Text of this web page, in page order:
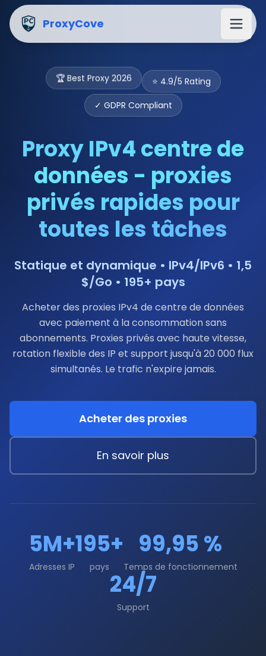
ProxyCove
🏆 Best Proxy 2026 ⭐ 4.9/5 Rating
✓ GDPR Compliant
Proxy IPv4 centre de
données - proxies
privés rapides pour
toutes les tâches
Statique et dynamique • IPv4/IPv6 • 1,5
$/Go • 195+ pays
Acheter des proxies IPv4 de centre de données
avec paiement à la consommation sans
abonnements. Proxies privés avec haute vitesse,
rotation flexible des IP et support jusqu'à 20 000 flux
simultanés. Le trafic n'expire jamais.
Acheter des proxies
En savoir plus
5M+
Adresses IP
195+
pays
99,95 %
Temps de fonctionnement
24/7
Support
Proxy IPv4 centre de données acheter $1.5/GB | Proxies